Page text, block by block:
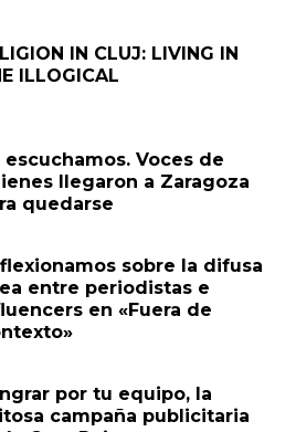
IN CLUJ: LIVING IN
ILLOGICAL
escuchamos. Voces de
llegaron a Zaragoza
quedarse
sobre la difusa
entre periodistas e
en «Fuera de
por tu equipo, la
campaña publicitaria